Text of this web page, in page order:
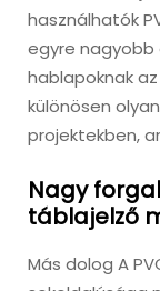
használhatók
egyre
hablapoknak
különösen
projektekben,
Nagy
táblajelző
Más dolog A